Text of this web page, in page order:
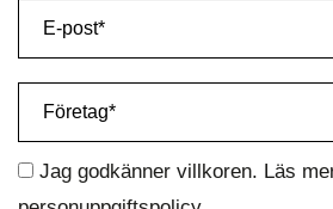
Jag godkänner villkoren. Läs